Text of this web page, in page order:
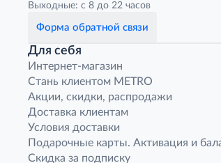
Выходные: с 8 до 22 часов
Форма обратной связи
Для себя
Интернет-магазин
Стань клиентом METRO
Акции, скидки, распродажи
Доставка клиентам
Условия доставки
Подарочные карты. Активация и
Скидка за подписку